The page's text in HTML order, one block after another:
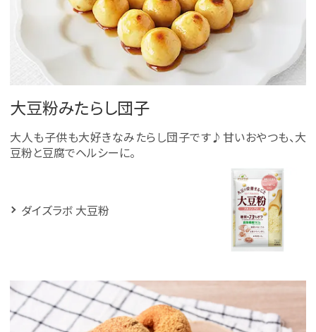
大豆粉みたらし団子
大人も子供も大好きなみたらし団子です♪甘いおやつも、大
豆粉と豆腐でヘルシーに。
ダイズラボ 大豆粉